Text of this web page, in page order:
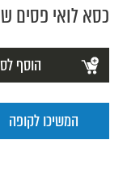
כסא לואי פסים
הוסף
המשיכו לקופה